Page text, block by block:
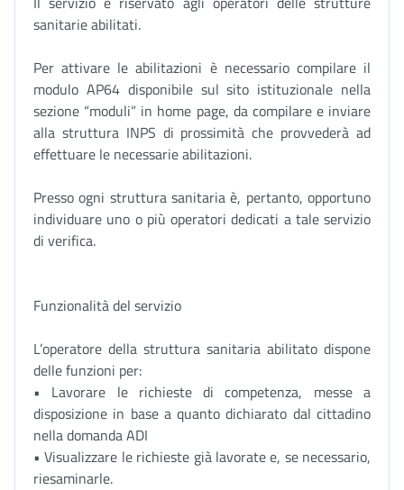
sanitarie abilitati.
Per attivare le abilitazioni è necessario compilare il
modulo AP64 disponibile sul sito istituzionale nella
sezione “moduli” in home page, da compilare e inviare
alla struttura INPS di prossimità che provvederà ad
effettuare le necessarie abilitazioni.
Presso ogni struttura sanitaria è, pertanto, opportuno
individuare uno o più operatori dedicati a tale servizio
di verifica.
Funzionalità del servizio
L’operatore della struttura sanitaria abilitato dispone
delle funzioni per:
• Lavorare le richieste di competenza, messe a
disposizione in base a quanto dichiarato dal cittadino
nella domanda ADI
• Visualizzare le richieste già lavorate e, se necessario,
riesaminarle.